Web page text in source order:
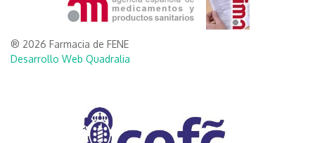
® 2026 Farmacia de FENE
Desarrollo Web Quadralia